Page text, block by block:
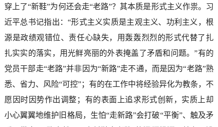
穿上了“新鞋”为何还会走“老路”？其本质是形式主义作祟。习
近平总书记指出：“形式主义实质是主观主义、功利主义，根
源是政绩观错位、责任心缺失，用轰轰烈烈的形式代替了扎
扎实实的落实，用光鲜亮丽的外表掩盖了矛盾和问题。”有的
党员干部走“老路”并非因为“新路”走不通，而是因为“老路”熟
悉、省力、风险“可控”；有的在工作中将经验异化为教条，不
愿因时因势作出调整；有的表面上追求形式创新，实质上却
小心翼翼地维护旧格局，生怕“走新路”会打破“平衡”、触及矛